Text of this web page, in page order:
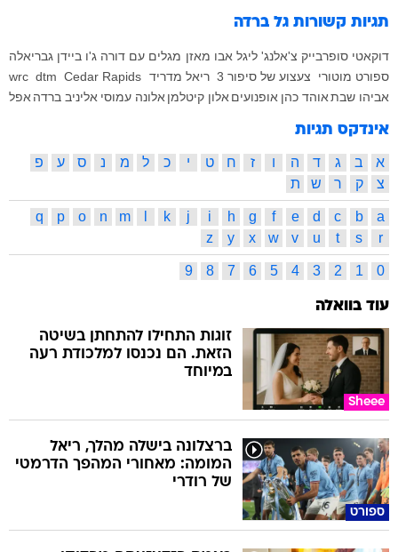
תגיות קשורות גל ברדה
דוקאטי סופרבייק צ'אלנג' ליגל אבו מאזן מגלים עם דורה ג'ו ביידן גבריאלה
ספורט מוטורי
צעצוע של סיפור 3 ריאל מדריד Cedar Rapids
dtm
wrc
אביהו שבתאוהד כהן אופנועים אלון קיטלמן אלונה עמוסי אליניב ברדה אפל
אינדקס תגיות
א ב ג ד ה ו ז ח ט י כ ל מ נ ס ע
פ
צ
ק ר ש ת
a
b
c
d
e
f
g
h
i
j
k
m
n
o
p
q
r
s
t
u
v
w
x
y
z
0
1
2
3
4
5
6
7
8
9
עוד בוואלה
Sheee
זוגות התחילו להתחתן בשיטה
הזאת. הם נכנסו למלכודת רעה
במיוחד
ספורט
ברצלונה בישלה מהלך, ריאל
המומה: מאחורי המהפך הדרמטי
של רודרי